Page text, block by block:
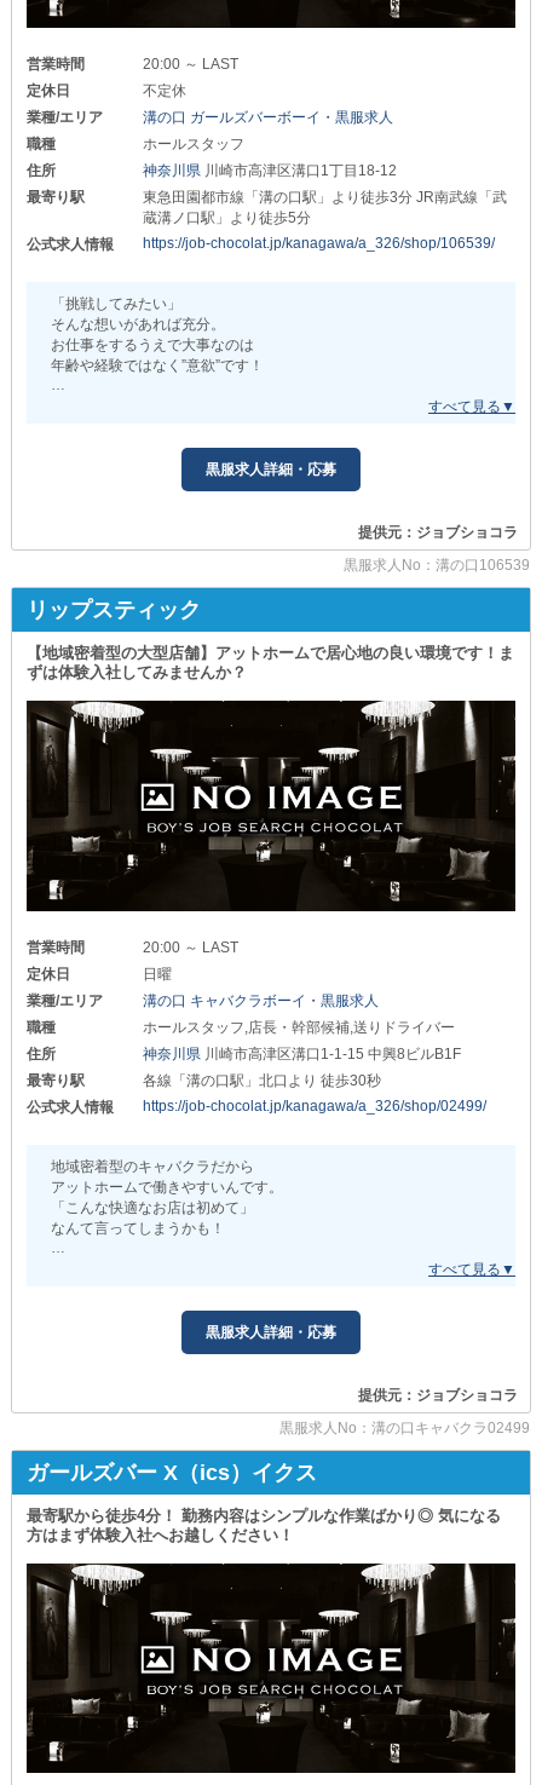
『頑張り』や『スキル』を適正に評価する当店で
_/_/_/_/_/_/_/_/_/_/_/_/_/_/_/_/_/_/_/_/_/_/_/_/_/_/_/
「まずはお店の雰囲気を知りたい…」
「自分にもできそうか先に確認したい…」
そんな方には【体験入社】も受付中！
ご不明な点があれば事前に解消してみませんか？
皆さまからのご応募を心よりお待ちしております！
_/_/_/_/_/_/_/_/_/_/_/_/_/_/_/_/_/_/_/_/_/_/_/_/_/_/_/
安心して飛び込んできてください。
＼女性スタッフ・未経験者さんも大歓迎！／
【たまプラーザ駅】
CLUB OLYMPIA（オリンピア）
_/_/_/_/_/_/_/_/_/_/_/_/_/_/_/_/_/_/_/_/_/_/_/_/_/_/_/
＼気になる給与はこちら！／
ホールスタッフ（社員）
夜職の知識・スキル・ご経験は問いません。
また、各種歩合や手当が充実しているため
あなたの努力はお給料にドンドン反映していきます◎
夏と冬にそれぞれ支給しています。
趣味に課金したり、旅行したりと
あなたの生活を豊かにするためにお役立てください◎
━…━…━…━…━…━…━…━…━…━…━…━…━
■■その1■■
￣￣￣￣￣￣￣
当店では、家具や家電つきの
1DKマンション寮をご用意しています◎
一人部屋のため気を遣う必要はナシ！
即日入居も可能なので
審査や物件探しの手間もなく
スムーズに新生活をスタートできます◎
「お引越しは気が乗らない…」という方も必見！
住宅手当をご用意しているので
経済的にゆとりを持ちながら働けます。
■■その2■■
￣￣￣￣￣￣￣
「リクルートスーツすら持っていない…」という方でも
お洋服を事前に用意する必要はありません◎
そのほかの高待遇はこちら▼
￣￣￣￣￣￣￣￣￣￣￣￣￣
・食事代支給
・交通費全額支給
・路上での客引き行為ナシ
・大型連休（6日）・有給あり
従業員にとって
働きやすい環境を整えています◎
《社内イベントも充実》
￣￣￣￣￣￣￣￣￣￣￣
フットサル・スノボ・BBQなど
━…━…━…━…━…━…━…━…━…━…━…━…━
まずはお試し感覚でお仕事してみませんか？
体験日給13,000円
＋お店の雰囲気やスタッフの様子など
サイト上では分からないことを
ご自身の目でしっかりとチェックできます。
お気軽にご応募ください！
あなたにお会いできる日を楽しみにしています。
営業時間
20:00 ～ LAST
定休日
不定休
業種/エリア
溝の口 ガールズバーボーイ・黒服求人
職種
ホールスタッフ
住所
神奈川県 川崎市高津区溝口1丁目18-12
最寄り駅
東急田園都市線「溝の口駅」より徒歩3分 JR南武線「武
蔵溝ノ口駅」より徒歩5分
公式求人情報
https://job-chocolat.jp/kanagawa/a_326/shop/106539/
「挑戦してみたい」
そんな想いがあれば充分。
お仕事をするうえで大事なのは
年齢や経験ではなく”意欲”です！
一人ひとりに寄り添ったサポートを徹底しています！
－－－－－－－－－－－－－－－－－－
当店はオシャレな内装が自慢のガールズバーです◎
そのスタイリッシュさに、お仕事のモチベーションも
高まること間違いありません。
・‥…━…‥・‥…━…‥・‥…━…‥
✼高収入をお約束✼
・ホールスタッフ（正社員）
月給30万円～
また【モエシャン】はスタッフの
些細な成果も見逃しません！
頑張りは《昇給・昇格》として、評価をし
正当かつスピーディーに還元します◎
急な出費が重なった際には、お気軽にご相談ください。
＼アルバイト同時募集中／
▽時給1,200円～
《週2～3日勤務》や《Wワーク》も大歓迎！
ご希望のシフトがあれば、お気軽にご相談ください。
・‥…━…‥・‥…━…‥・‥…━…‥
『夜職のスタッフ＝若い男性が多め』
そんな風に思われがちな業界ですが…
＼【モエシャン】はそのイメージを覆します！／
もちろん《異業種からの転職》も大歓迎です！
さらに、風通しの良さも抜群。
など、アイディアがあれば遠慮なくお聞かせください。
・‥…━…‥・‥…━…‥・‥…━…‥
～体験入社受付中～
確認できます。
ぜひ、実際に当店の《働きやすさ・稼ぎやすさ》を
体感してみてください！
たくさんのご応募お待ちしています◎
黒服求人詳細・応募
提供元：ジョブショコラ
黒服求人No：溝の口106539
リップスティック
【地域密着型の大型店舗】アットホームで居心地の良い環境です！ま
ずは体験入社してみませんか？
営業時間
20:00 ～ LAST
定休日
日曜
業種/エリア
溝の口 キャバクラボーイ・黒服求人
職種
ホールスタッフ,店長・幹部候補,送りドライバー
住所
神奈川県 川崎市高津区溝口1-1-15 中興8ビルB1F
最寄り駅
各線「溝の口駅」北口より 徒歩30秒
公式求人情報
https://job-chocolat.jp/kanagawa/a_326/shop/02499/
地域密着型のキャバクラだから
アットホームで働きやすいんです。
「こんな快適なお店は初めて」
なんて言ってしまうかも！
怖さやギスギスした雰囲気は全くありません。
むしろ、初めての方でもすぐに馴染めるような
キャバクラよりも飲食店のイメージを
カジュアルなお店なので、性別問わず
実際、女性スタッフさんも現在活躍中！
”リップスティック”から始めませんか？
■稼ぎやすさ抜群■
＊店長・幹部候補 ※男女可
⇒月給51万円以上
＊ホールスタッフ ※男女可
⇒月給30万円以上（正社員）
⇒時給1,300円以上（アルバイト）
黒服求人詳細・応募
提供元：ジョブショコラ
黒服求人No：溝の口キャバクラ02499
ガールズバー X（ics）イクス
最寄駅から徒歩4分！ 勤務内容はシンプルな作業ばかり◎ 気になる
方はまず体験入社へお越しください！